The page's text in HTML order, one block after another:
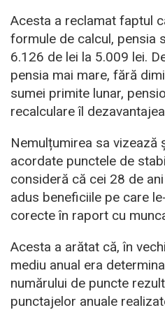
Acesta a reclamat faptul
formule de calcul, pensia
6.126 de lei la 5.009 lei.
pensia mai mare, fără
sumei primite lunar,
recalculare îl
Nemulțumirea sa
acordate punctele de
consideră că cei 28 de
adus beneficiile pe care
corecte în raport cu
Acesta a arătat că, în
mediu anual era
numărului de puncte
punctajelor anuale